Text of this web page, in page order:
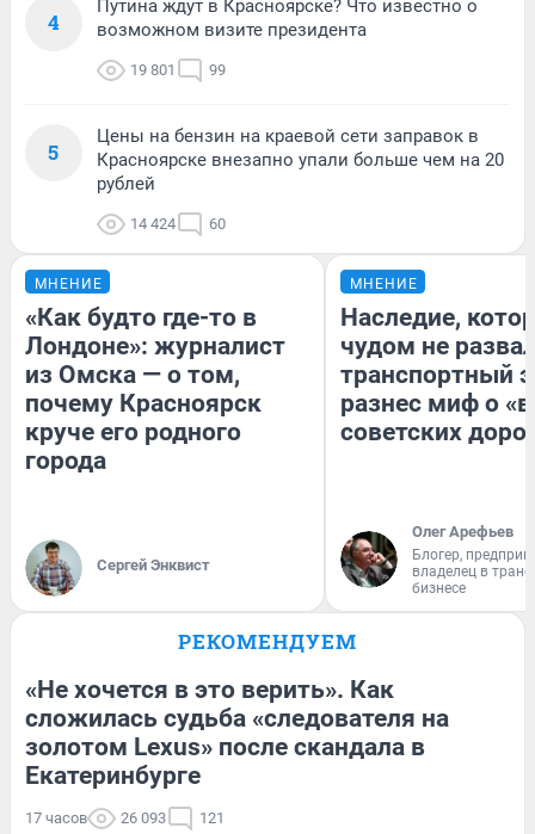
4
Путина ждут в Красноярске? Что известно о
возможном визите президента
19 801 99
5
Цены на бензин на краевой сети заправок в
Красноярске внезапно упали больше чем на 20
рублей
14 424 60
МНЕНИЕ
«Как будто где-то в
Лондоне»: журналист
из Омска — о том,
почему Красноярск
круче его родного
города
Сергей Энквист
МНЕНИЕ
Наследие,
чудом не
транспортный
разнес миф о
советских
Олег Арефьев
Блогер,
владелец в
бизнесе
РЕКОМЕНДУЕМ
«Не хочется в это верить». Как
сложилась судьба «следователя на
золотом Lexus» после скандала в
Екатеринбурге
17 часов 26 093 121